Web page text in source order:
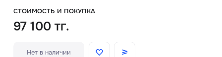
СТОИМОСТЬ И ПОКУПКА
97 100 тг.
Нет в наличии
О нас